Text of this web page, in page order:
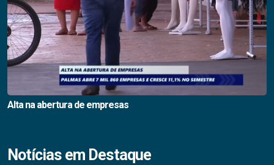
Alta na abertura de empresas
Notícias em Destaque